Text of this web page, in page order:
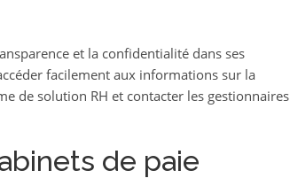
et la confidentialité dans ses
facilement aux informations sur la
de solution RH et contacter les gestionnaires
de paie